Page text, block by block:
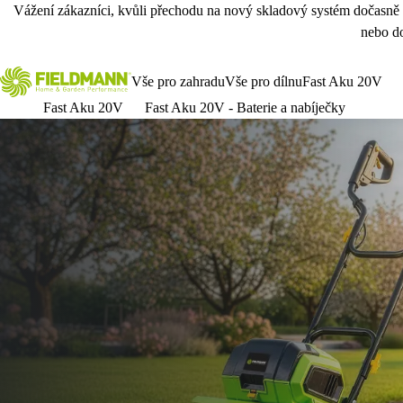
Vážení zákazníci, kvůli přechodu na nový skladový systém
nebo
Vše pro zahraduVše pro dílnuFast Aku 20V
Fast Aku 20V
Fast Aku 20V - Baterie a nabíječky